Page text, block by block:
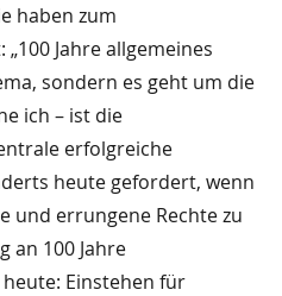
haben zum
Jahre allgemeines
sondern es geht um die
ich – ist die
erfolgreiche
heute gefordert, wenn
und errungene Rechte zu
an 100 Jahre
Einstehen für